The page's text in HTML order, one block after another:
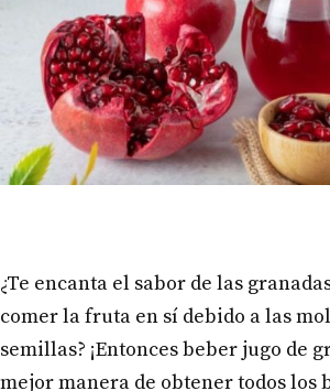
¿Te encanta el sabor de las
comer la fruta en sí debido a las
semillas? ¡Entonces beber jugo de
mejor manera de obtener todos los